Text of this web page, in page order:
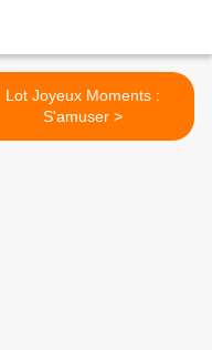
Lot Joyeux Moments :
S'amuser >